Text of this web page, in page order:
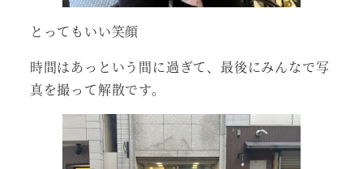
とってもいい笑顔
時間はあっという間に過ぎて、最後にみんなで写
真を撮って解散です。